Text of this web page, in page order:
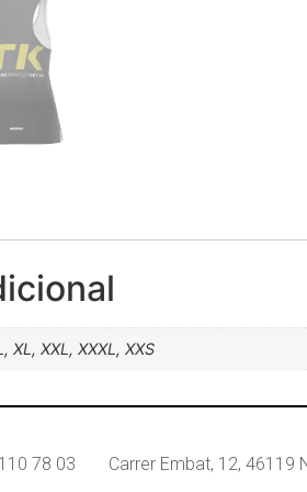
XL, XXL, XXXL, XXS
78 03 Carrer Embat, 12, 46119